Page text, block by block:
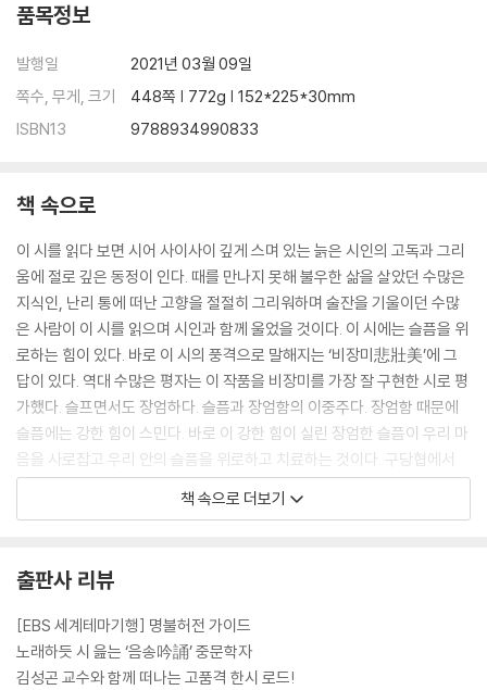
4장 호북성
2. 소동파가 청풍과 명월을 따라 노닐던 땅 - 황강 동파적벽
5장 강서성
3. 비류직하삼천척 - 여산폭포
6장 강소성1 - 초한지
1. 오강 나루터에 울리는 영웅의 마지막 절규 - 오강진 패왕사
2. 우희야 우희야, 내 너를 어찌하랴 - 영벽 우미인 무덤
3. 고향에 돌아와 승리의 찬가를 부르다 - 유방 [대풍가]
4. 무례한 노인과 예의 바른 청년의 조우 - 고비 이교
5. 밥 한 끼를 천금으로 되갚은 영웅의 고향 - 회안 한신고리
7장 강소성2 - 양자강
1. 용이 서리고 호랑이가 웅크린 제왕의 도시 - 남경
2. 젓대 소리 그윽한 달빛 도시 - 양주
2부 황하
1장 황하원
1. 은하수 흘러내리는 초원 - 구곡황하제일만
품목정보
발행일
2021년 03월 09일
쪽수, 무게, 크기
448쪽 | 772g | 152*225*30mm
ISBN13
9788934990833
책 속으로
이 시를 읽다 보면 시어 사이사이 깊게 스며 있는 늙은 시인의 고독과 그리
움에 절로 깊은 동정이 인다. 때를 만나지 못해 불우한 삶을 살았던 수많은
지식인, 난리 통에 떠난 고향을 절절히 그리워하며 술잔을 기울이던 수많
은 사람이 이 시를 읽으며 시인과 함께 울었을 것이다. 이 시에는 슬픔을 위
로하는 힘이 있다. 바로 이 시의 풍격으로 말해지는 ‘비장미悲壯美’에 그
답이 있다. 역대 수많은 평자는 이 작품을 비장미를 가장 잘 구현한 시로 평
가했다. 슬프면서도 장엄하다. 슬픔과 장엄함의 이중주다. 장엄함 때문에
슬픔에는 강한 힘이 스민다. 바로 이 강한 힘이 실린 장엄한 슬픔이 우리 마
음을 사로잡고 우리 안의 슬픔을 위로하고 치료하는 것이다. 구당협에서
불어오는 찬 가을 바람을 맞으며 두보의 〈등고〉를 음송하다 보면 눈가에 눈
물이 맺히기도 하지만 가슴 한편에 호연한 기상이 쌓이는 듯 뜨거움이 일
청풍과 명월이라는 조물주가 허락한 무진한 보배를 누리는 삶은 결코 누추
하지도 않고, 가난하지도 않다는 것이다. 풍요로운 물질문명의 온갖 혜택
을 누리면서도 늘 결핍과 불만을 느끼며 살아가는 우리와는 달리 동파는
가난하고 자유롭지 못한 유배지의 궁핍한 환경 속에서도 풍요를 마음껏 누
책 속으로 더보기
출판사 리뷰
[EBS 세계테마기행] 명불허전 가이드
노래하듯 시 읊는 ‘음송吟誦’ 중문학자
김성곤 교수와 함께 떠나는 고품격 한시 로드!